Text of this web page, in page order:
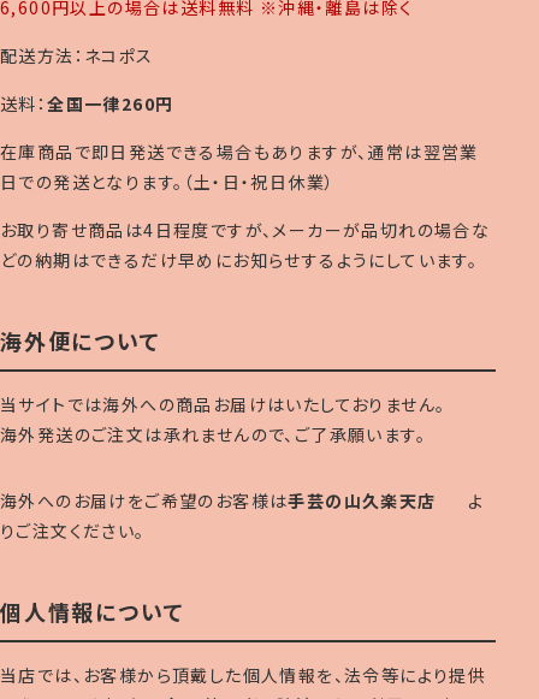
6,600円以上の場合は送料無料 ※沖縄・離島は除く
配送方法：ネコポス
送料：全国一律260円
在庫商品で即日発送できる場合もありますが、通常は翌営業
日での発送となります。（土・日・祝日休業）
お取り寄せ商品は4日程度ですが、メーカーが品切れの場合な
どの納期はできるだけ早めにお知らせするようにしています。
海外便について
当サイトでは海外への商品お届けはいたしておりません。
海外発送のご注文は承れませんので、ご了承願います。
海外へのお届けをご希望のお客様は手芸の山久楽天店
よ
りご注文ください。
個人情報について
当店では、お客様から頂戴した個人情報を、法令等により提供